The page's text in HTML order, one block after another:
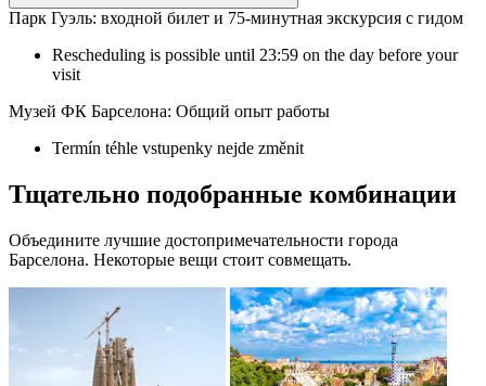
Парк Гуэль: входной билет и 75-минутная экскурсия с гидом
Rescheduling is possible until 23:59 on the day before your
visit
Музей ФК Барселона: Общий опыт работы
Termín téhle vstupenky nejde změnit
Тщательно подобранные комбинации
Объедините лучшие достопримечательности города
Барселона. Некоторые вещи стоит совмещать.